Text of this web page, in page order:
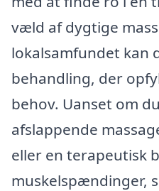
væld af dygtige
lokalsamfundet kan
behandling, der
behov. Uanset om
afslappende
eller en terapeutisk
muskelspændinger,